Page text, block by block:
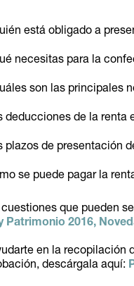
está obligado a
necesitas para la
son las principales
deducciones de la renta
plazos de presentación
se puede pagar la
cuestiones que pueden
Patrimonio 2016,
en la recopilación
descárgala aquí: